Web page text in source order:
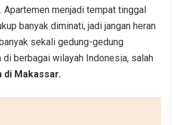
Apartemen menjadi tempat tinggal
banyak diminati, jadi jangan heran
sekali gedung-gedung
di berbagai wilayah Indonesia, salah
di Makassar.